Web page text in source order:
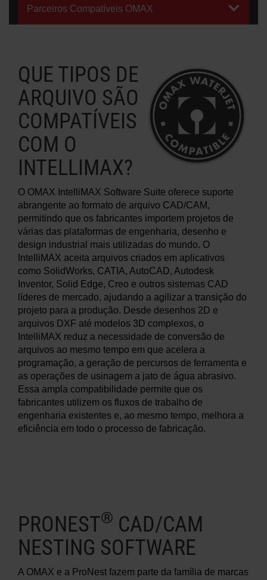
SAIBA MAIS SOBRE OS SISTEMAS
Parceiros Compatíveis OMAX
QUE TIPOS DE
ARQUIVO SÃO
COMPATÍVEIS
COM O
INTELLIMAX?
O OMAX IntelliMAX Software Suite oferece suporte
abrangente ao formato de arquivo CAD/CAM,
permitindo que os fabricantes importem projetos de
várias das plataformas de engenharia, desenho e
design industrial mais utilizadas do mundo. O
IntelliMAX aceita arquivos criados em aplicativos
como SolidWorks, CATIA, AutoCAD, Autodesk
Inventor, Solid Edge, Creo e outros sistemas CAD
líderes de mercado, ajudando a agilizar a transição do
projeto para a produção. Desde desenhos 2D e
arquivos DXF até modelos 3D complexos, o
IntelliMAX reduz a necessidade de conversão de
arquivos ao mesmo tempo em que acelera a
programação, a geração de percursos de ferramenta e
as operações de usinagem a jato de água abrasivo.
Essa ampla compatibilidade permite que os
fabricantes utilizem os fluxos de trabalho de
engenharia existentes e, ao mesmo tempo, melhora a
eficiência em todo o processo de fabricação.
PRONEST® CAD/CAM
NESTING SOFTWARE
A OMAX e a ProNest fazem parte da família de marcas